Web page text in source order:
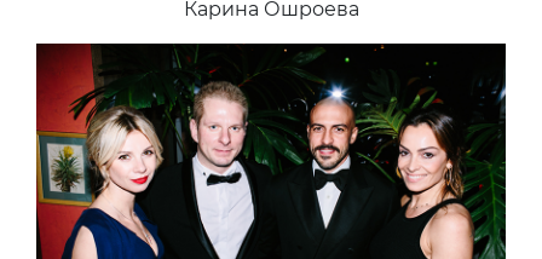
Карина Ошроева